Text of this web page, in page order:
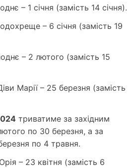
– 1 січня (замість 14 січня).
– 6 січня (замість 19
– 2 лютого (замість 15
Марії – 25 березня (замість
триватиме за західним
по 30 березня, а за
по 4 травня.
– 23 квітня (замість 6